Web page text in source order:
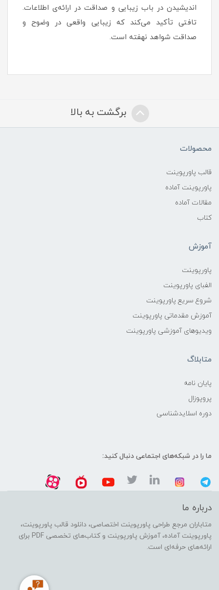
اندیشیدن در باب زیبایی و صداقت در ارائه‌ی اطلاعات.
تافتی تأکید می‌کند که زیبایی واقعی در وضوح و
صداقت شواهد نهفته است.
برگشت به بالا
محصولات
قالب پاورپوینت
پاورپوینت آماده
مقالات آماده
کتاب
آموزش
پاورپوینت
الفبای پاورپوینت
شروع سریع پاورپوینت
آموزش مقدماتی پاورپوینت
ویدیوهای آموزشی پاورپوینت
متابلاگ
پایان نامه
پروپوزال
دوره اسلایدشناسی
ما را در شبکه‌های اجتماعی دنبال کنید:
درباره ما
متاباران مرجع طراحی پاورپوینت اختصاصی، دانلود قالب پاورپوینت،
پاورپوینت آماده، آموزش پاورپوینت و کتاب‌های تخصصی PDF برای
ارائه‌های حرفه‌ای است.